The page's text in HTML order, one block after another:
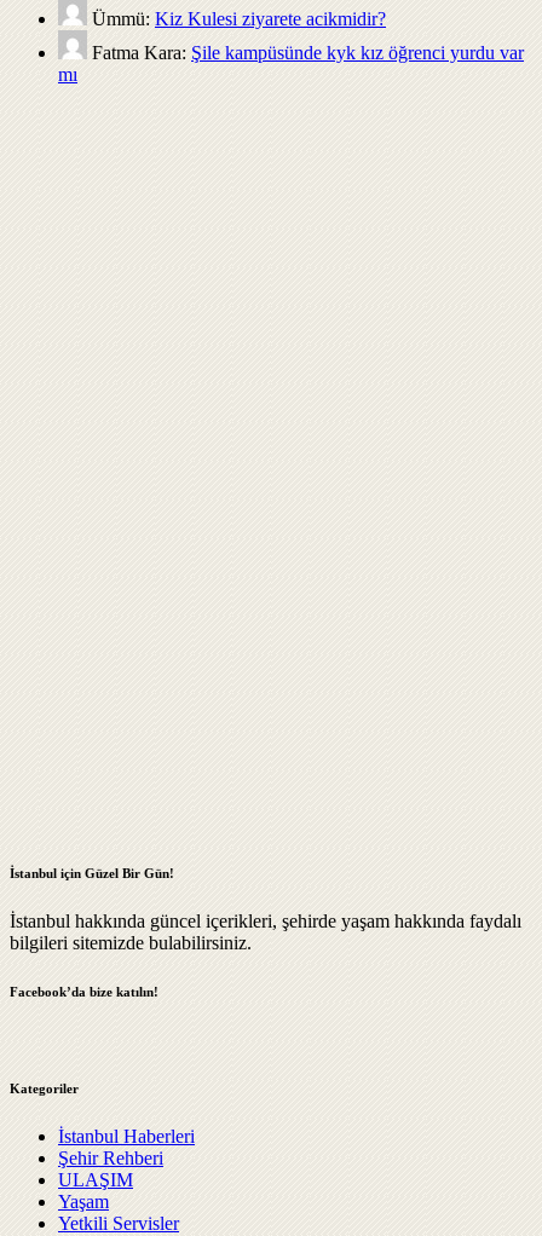
Ümmü: Kiz Kulesi ziyarete acikmidir?
Fatma Kara: Şile kampüsünde kyk kız öğrenci yurdu var
mı
İstanbul için Güzel Bir Gün!
İstanbul hakkında güncel içerikleri, şehirde yaşam hakkında faydalı
bilgileri sitemizde bulabilirsiniz.
Facebook’da bize katılın!
Kategoriler
İstanbul Haberleri
Şehir Rehberi
ULAŞIM
Yaşam
Yetkili Servisler